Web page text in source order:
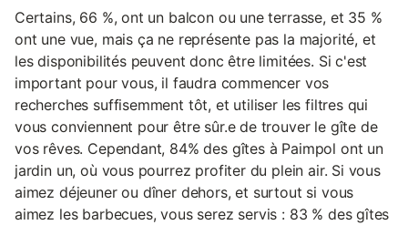
Certains, 66 %, ont un balcon ou une terrasse, et 35 %
ont une vue, mais ça ne représente pas la majorité, et
les disponibilités peuvent donc être limitées. Si c'est
important pour vous, il faudra commencer vos
recherches suffisemment tôt, et utiliser les filtres qui
vous conviennent pour être sûr.e de trouver le gîte de
vos rêves. Cependant, 84% des gîtes à Paimpol ont un
jardin un, où vous pourrez profiter du plein air. Si vous
aimez déjeuner ou dîner dehors, et surtout si vous
aimez les barbecues, vous serez servis : 83 % des gîtes